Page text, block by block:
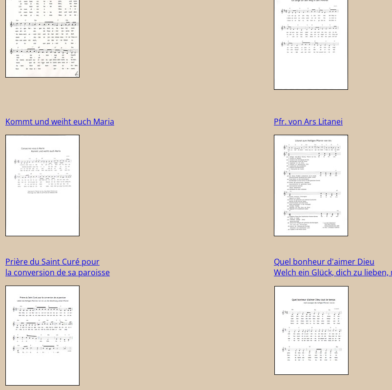
Kommt und weiht euch Maria Pfr. von Ars Litanei
Prière du Saint Curé pour
la conversion de sa paroisse
Quel bonheur d'aimer Dieu
Welch ein Glück, dich zu